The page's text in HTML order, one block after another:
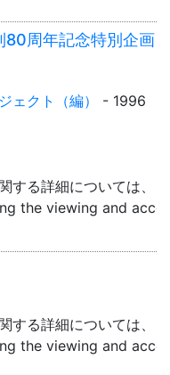
80周年記念特別企画
ェクト（編）
- 1996
する詳細については、「
the viewing and
する詳細については、「
the viewing and